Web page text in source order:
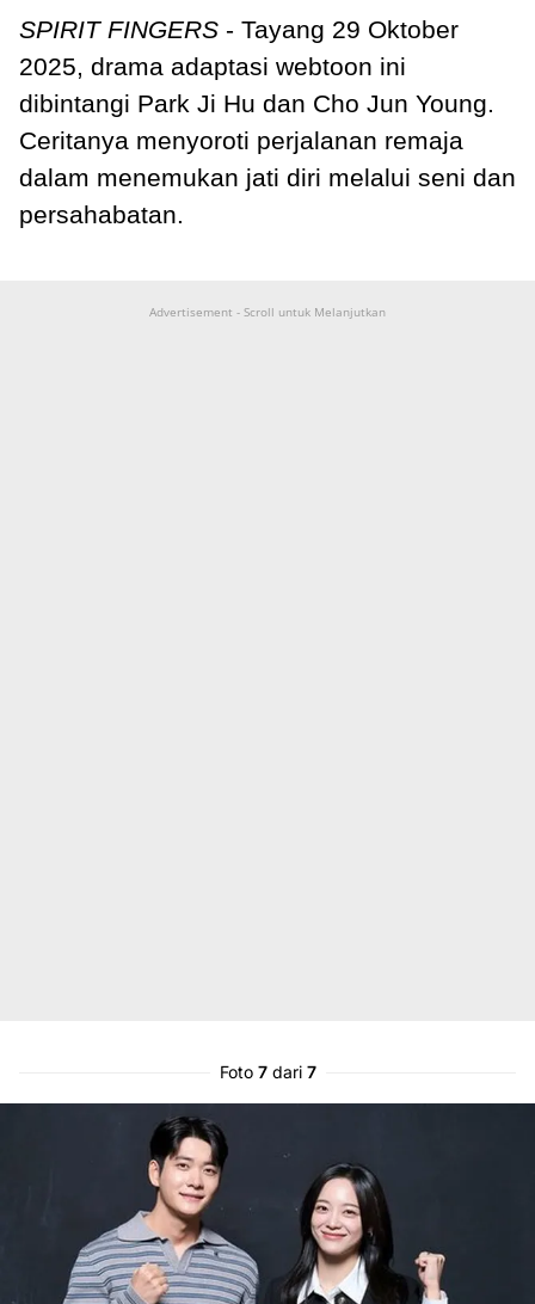
SPIRIT FINGERS - Tayang 29 Oktober
2025, drama adaptasi webtoon ini
dibintangi Park Ji Hu dan Cho Jun Young.
Ceritanya menyoroti perjalanan remaja
dalam menemukan jati diri melalui seni dan
persahabatan.
Advertisement - Scroll untuk Melanjutkan
Foto 7dari 7